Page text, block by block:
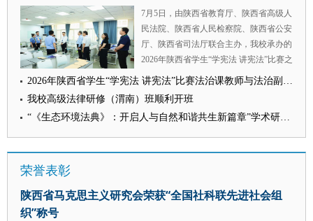
学校纪检监察学学科建设提质增效。
（供稿：行政法学院（纪检监察学院）
撰稿：崔岚秀 审核：高翔）
质量开展筑牢根基。 校工会、招生就业
处、保卫处、后勤保障处、基建处等职能
部门负责人陪同参与本次慰问。 （供
稿：校工会 撰稿：韩惠于 审核：戴鲲）
7月5日，由陕西省教育厅、陕西省高级人
民法院、陕西省人民检察院、陕西省公安
厅、陕西省司法厅联合主办，我校承办的
2026年陕西省学生“学宪法 讲宪法”比赛之
法治课教师与法治副校长微课大赛在我校
育厅副厅长申雪峰，校党委副书记郭武
军，省教育厅政策法规处处长付仲锋到场
观摩。 本次比赛设置法治课教师、法治
副校长两个赛道，每个赛道按学段分为小
年人保护、预防校园欺凌、网络安全等中
2026年陕西省学生“学宪法 讲宪法”比赛法治课教师与法治副校长微课大赛在我校举办
我校高级法律研修（渭南）班顺利开班
“《生态环境法典》：开启人与自然和谐共生新篇章”学术研讨会 暨西北政法大学生态环境法典宣讲团成立仪式举行
荣誉表彰
陕西省马克思主义研究会荣获“全国社科联先进社会组
织”称号